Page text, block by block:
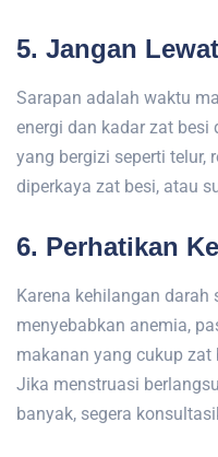
5. Jangan
Sarapan adalah waktu
energi dan kadar zat
yang bergizi seperti telur,
diperkaya zat besi, atau
6. Perhatikan
Karena kehilangan darah
menyebabkan anemia,
makanan yang cukup zat
Jika menstruasi
banyak, segera